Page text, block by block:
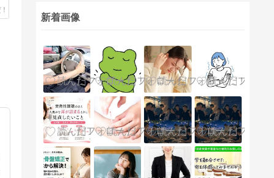
新着画像